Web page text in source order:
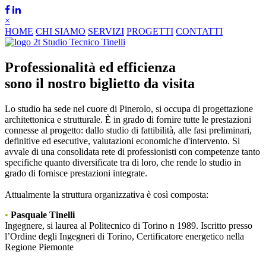
×
HOME CHI SIAMO SERVIZI PROGETTI CONTATTI
Professionalità ed efficienza
sono il nostro biglietto da visita
Lo studio ha sede nel cuore di Pinerolo, si occupa di progettazione
architettonica e strutturale. È in grado di fornire tutte le prestazioni
connesse al progetto: dallo studio di fattibilità, alle fasi preliminari,
definitive ed esecutive, valutazioni economiche d'intervento. Si
avvale di una consolidata rete di professionisti con competenze tanto
specifiche quanto diversificate tra di loro, che rende lo studio in
grado di fornisce prestazioni integrate.
Attualmente la struttura organizzativa è così composta:
• Pasquale Tinelli
Ingegnere, si laurea al Politecnico di Torino n 1989. Iscritto presso
l’Ordine degli Ingegneri di Torino, Certificatore energetico nella
Regione Piemonte